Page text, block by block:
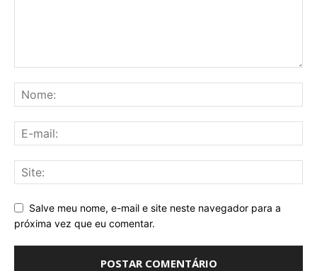
Salve meu nome, e-mail e site neste navegador para a
próxima vez que eu comentar.